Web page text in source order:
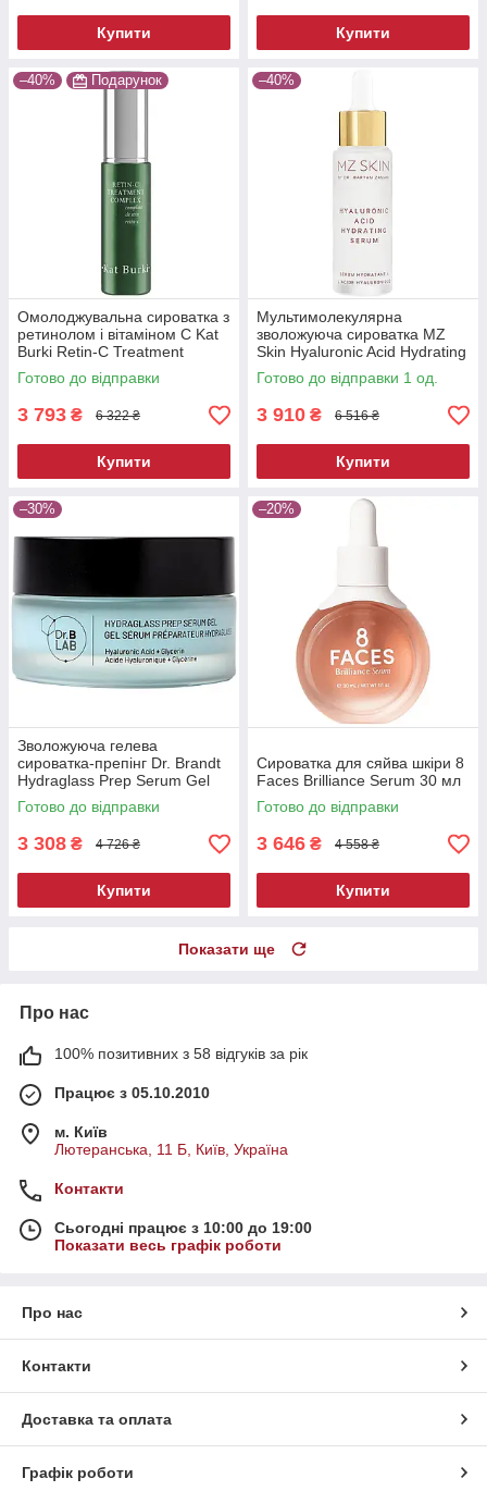
Купити Купити
–40% Подарунок
Омолоджувальна сироватка з
ретинолом і вітаміном C Kat
Burki Retin-C Treatment
Complex 30 мл
Готово до відправки
3 793 ₴ 6 322 ₴
Купити
–40%
Мультимолекулярна
зволожуюча сироватка MZ
Skin Hyaluronic Acid Hydrating
Serum 30 мл
Готово до відправки 1 од.
3 910 ₴ 6 516 ₴
Купити
–30%
Зволожуюча гелева
сироватка-препінг Dr. Brandt
Hydraglass Prep Serum Gel
30 мл
Готово до відправки
3 308 ₴ 4 726 ₴
Купити
–20%
Сироватка для сяйва шкіри 8
Faces Brilliance Serum 30 мл
Готово до відправки
3 646 ₴ 4 558 ₴
Купити
Показати ще
Про нас
100% позитивних з 58 відгуків за рік
Працює з 05.10.2010
м. Київ
Лютеранська, 11 Б, Київ, Україна
Контакти
Сьогодні працює з 10:00 до 19:00
Показати весь графік роботи
Про нас
Контакти
Доставка та оплата
Графік роботи